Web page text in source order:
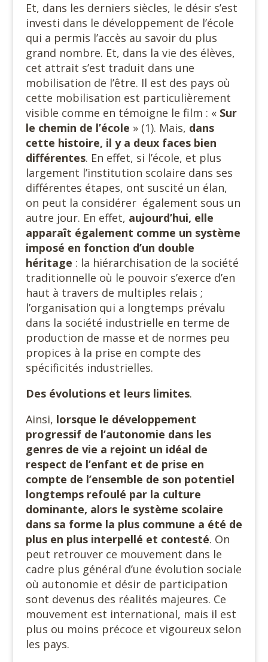
Et, dans les derniers siècles, le désir s’est
investi dans le développement de l’école
qui a permis l’accès au savoir du plus
grand nombre. Et, dans la vie des élèves,
cet attrait s’est traduit dans une
mobilisation de l’être. Il est des pays où
cette mobilisation est particulièrement
visible comme en témoigne le film : « Sur
le chemin de l’école » (1). Mais, dans
cette histoire, il y a deux faces bien
différentes. En effet, si l’école, et plus
largement l’institution scolaire dans ses
différentes étapes, ont suscité un élan,
on peut la considérer également sous un
autre jour. En effet, aujourd’hui, elle
apparaît également comme un système
imposé en fonction d’un double
héritage : la hiérarchisation de la société
traditionnelle où le pouvoir s’exerce d’en
haut à travers de multiples relais ;
l’organisation qui a longtemps prévalu
dans la société industrielle en terme de
production de masse et de normes peu
propices à la prise en compte des
spécificités industrielles.
Des évolutions et leurs limites.
Ainsi, lorsque le développement
progressif de l’autonomie dans les
genres de vie a rejoint un idéal de
respect de l’enfant et de prise en
compte de l’ensemble de son potentiel
longtemps refoulé par la culture
dominante, alors le système scolaire
dans sa forme la plus commune a été de
plus en plus interpellé et contesté. On
peut retrouver ce mouvement dans le
cadre plus général d’une évolution sociale
où autonomie et désir de participation
sont devenus des réalités majeures. Ce
mouvement est international, mais il est
plus ou moins précoce et vigoureux selon
les pays.